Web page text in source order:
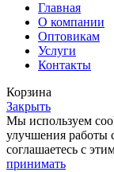
Главная
О компании
Оптовикам
Услуги
Контакты
Корзина
Закрыть
Мы используем
улучшения работы
соглашаетесь с
принимать